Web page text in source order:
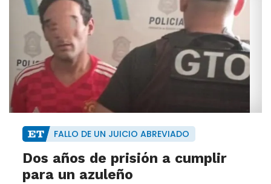
FALLO DE UN JUICIO ABREVIADO
Dos años de prisión a cumplir
para un azuleño